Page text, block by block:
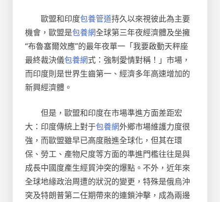
歐盟和印度包養管道持久以來視彼此為主要
機會，歐盟是包養網全球第三年夜經濟體及坐擁
“布魯塞爾效應”的最年夜單一「我要啟動天秤座
最終裁決儀包養網式：強制愛情對稱！」市場，
而印度則是世界生齒第一、經濟多年高速增加的
新興經濟體。
但是，歐盟和印度在市場準進方面差距宏
大：印度傳統上對于包養網外鄉市場維護力度很
強，而歐盟雖早已高度融進全球化，但其在環
保、勞工、產物尺度等方面的準進門檻往往是與
成長中國度產生經貿沖突的爆點。不外，近年來
全球地緣政治周遭的狀況的變更，特殊是俄烏沖
突及特朗普第二任期帶來的連鎖沖擊，成為兩邊